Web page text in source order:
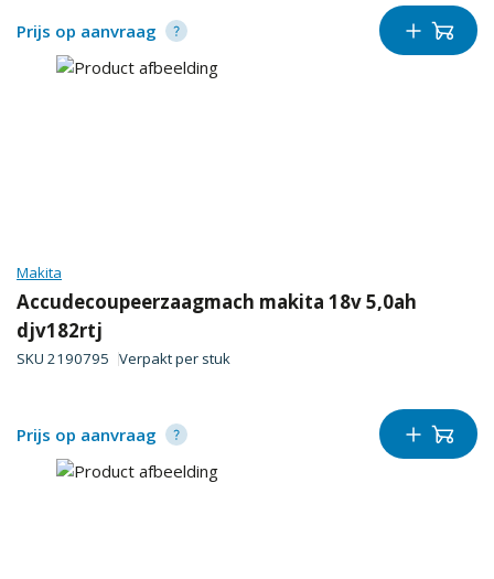
Prijs op aanvraag
Makita
Accudecoupeerzaagmach makita 18v 5,0ah
djv182rtj
SKU 2190795 Verpakt per stuk
Prijs op aanvraag